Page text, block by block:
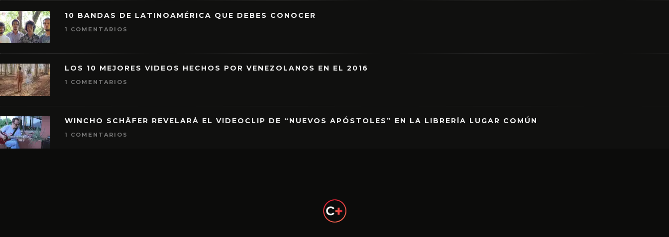
10 BANDAS DE LATINOAMÉRICA QUE DEBES CONOCER
1 COMENTARIOS
LOS 10 MEJORES VIDEOS HECHOS POR VENEZOLANOS EN EL 2016
1 COMENTARIOS
WINCHO SCHÄFER REVELARÁ EL VIDEOCLIP DE “NUEVOS APÓSTOLES” EN LA LIBRERÍA LUGAR COMÚN
1 COMENTARIOS